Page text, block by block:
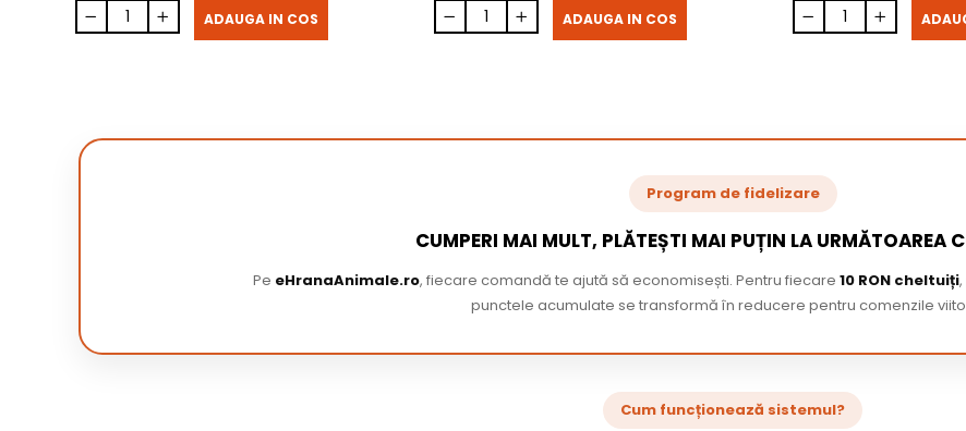
ADAUGA IN COS ADAUGA IN COS
Program de fidelizare
CUMPERI MAI MULT, PLĂTEȘTI MAI PUȚIN LA URMĂTOAREA
Pe eHranaAnimale.ro, fiecare comandă te ajută să economisești. Pentru fiecare 10 RON cheltuiți
punctele acumulate se transformă în reducere pentru comenzile
Cum funcționează sistemul?